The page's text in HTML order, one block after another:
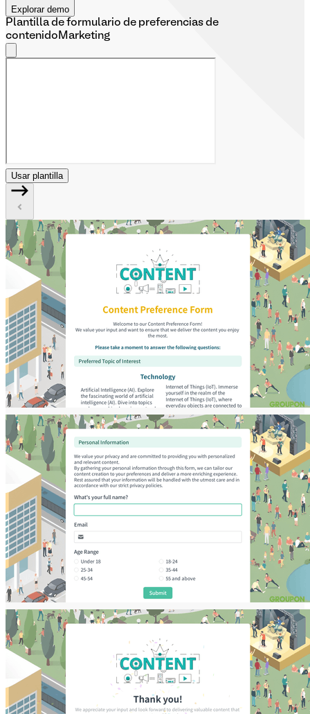
Explorar demo
Plantilla de formulario de preferencias de
contenido Marketing
Usar plantilla